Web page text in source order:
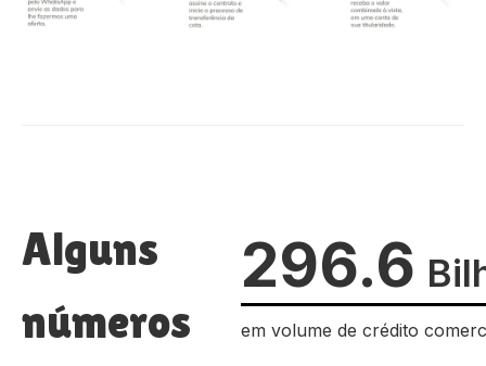
Alguns
números
296.6
em volume de crédito